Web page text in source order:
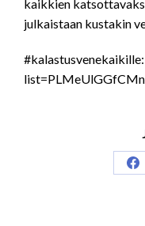
kaikkien
julkaistaan kustakin